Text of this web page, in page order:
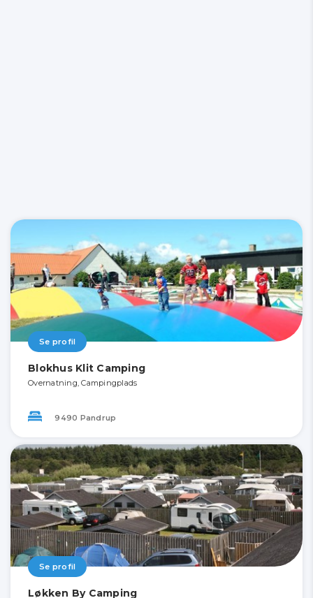
Se profil
Blokhus Klit Camping
Overnatning, Campingplads
9490 Pandrup
Se profil
Løkken By Camping